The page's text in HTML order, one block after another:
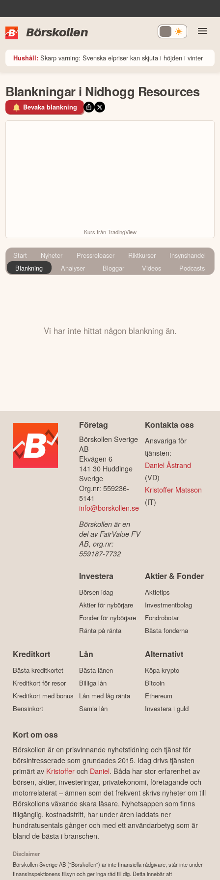
Börskollen
Hushåll: Skarp varning: Svenska elpriser kan skjuta i höjden i vinter
Blankningar i Nidhogg Resources
Bevaka blankning
Kurs från TradingView
Start Nyheter Pressreleaser Riktkurser
Insynshandel
Blankning
Analyser Bloggar Videos Podcasts
Vi har inte hittat någon blankning än.
Företag
Börskollen Sverige
AB
Ekvägen 6
141 30 Huddinge
Sverige
Org.nr: 559236-
5141
info@borskollen.se
Börskollen är en
del av FairValue FV
AB, org.nr:
559187-7732
Kontakta oss
Ansvariga för
tjänsten:
Daniel Åstrand
(VD)
Kristoffer Matsson
(IT)
Investera
Börsen idag
Aktier för nybörjare
Fonder för nybörjare
Ränta på ränta
Aktier & Fonder
Aktietips
Investmentbolag
Fondrobotar
Bästa fonderna
Kreditkort
Bästa kreditkortet
Kreditkort för resor
Kreditkort med bonus
Bensinkort
Lån
Bästa lånen
Billiga lån
Lån med låg ränta
Samla lån
Alternativt
Köpa krypto
Bitcoin
Ethereum
Investera i guld
Kort om oss
Börskollen är en prisvinnande nyhetstidning och tjänst för
börsintresserade som grundades 2015. Idag drivs tjänsten
primärt av Kristofferoch Daniel. Båda har stor erfarenhet av
börsen, aktier, investeringar, privatekonomi, företagande och
motorrelaterat – ämnen som det frekvent skrivs nyheter om till
Börskollens växande skara läsare. Nyhetsappen som finns
tillgänglig, kostnadsfritt, har under åren laddats ner
hundratusentals gånger och med ett användarbetyg som är
bland de bästa i branschen.
Disclaimer
Börskollen Sverige AB ("Börskollen") är inte finansiella rådgivare, står inte under
finansinspektionens tillsyn och ger inga råd till dig. Detta innebär att